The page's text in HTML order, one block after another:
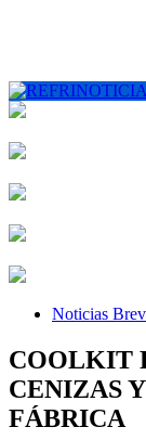
Noticias
COOLKIT
CENIZAS
FÁBRICA